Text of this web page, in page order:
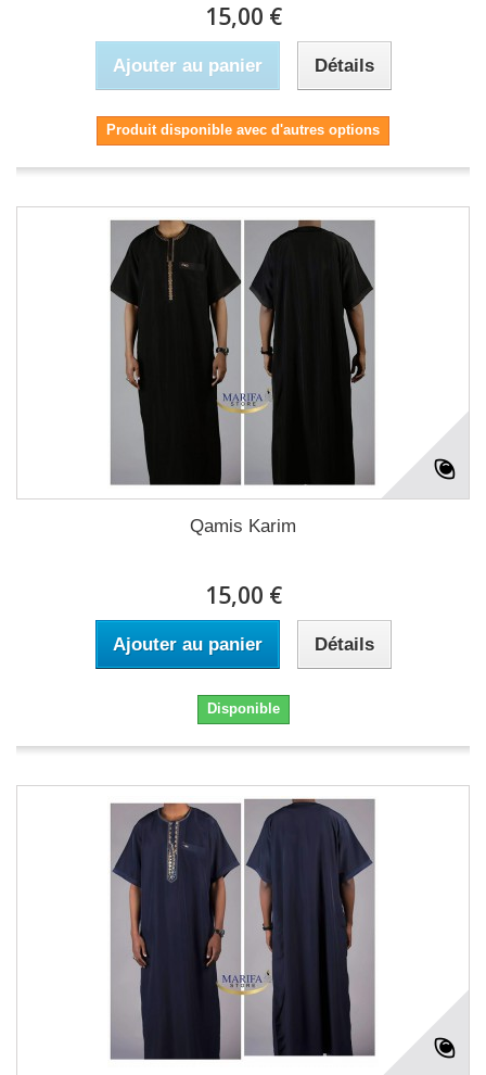
15,00 €
Ajouter au panier Détails
Produit disponible avec d'autres options
Qamis Karim
15,00 €
Ajouter au panier Détails
Disponible